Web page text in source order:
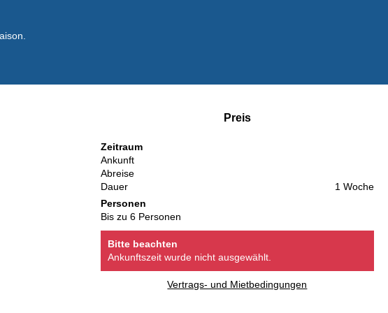
Preis
Zeitraum
Ankunft
Abreise
Dauer
1 Woche
Personen
Bis zu 6 Personen
Bitte beachten
Ankunftszeit wurde nicht ausgewählt.
Vertrags- und Mietbedingungen